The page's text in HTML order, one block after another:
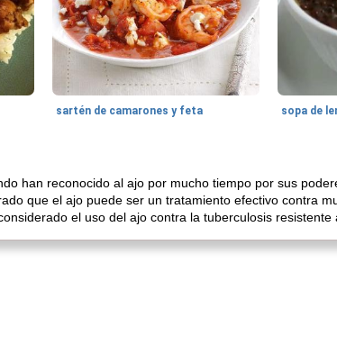
sartén de camarones y feta sopa de
han reconocido al ajo por mucho tiempo por sus
que el ajo puede ser un tratamiento efectivo contra
el uso del ajo contra la tuberculosis